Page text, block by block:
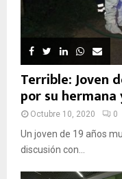
Terrible: Joven
por su hermana
Octubre 10, 2020 0
Un joven de 19 años
discusión con...